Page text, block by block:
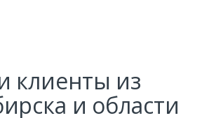
клиенты из
и области